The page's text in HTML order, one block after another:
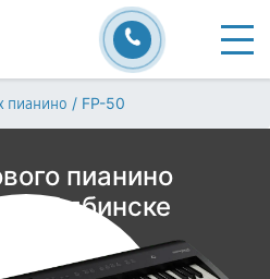
пианино / FP-50
пианино
Челябинске